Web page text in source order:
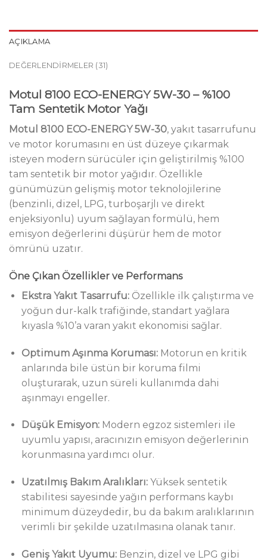
AÇIKLAMA
DEĞERLENDIRMELER (31)
Motul 8100 ECO-ENERGY 5W-30 – %100
Tam Sentetik Motor Yağı
Motul 8100 ECO-ENERGY 5W-30, yakıt tasarrufunu
ve motor korumasını en üst düzeye çıkarmak
isteyen modern sürücüler için geliştirilmiş %100
tam sentetik bir motor yağıdır. Özellikle
günümüzün gelişmiş motor teknolojilerine
(benzinli, dizel, LPG, turboşarjlı ve direkt
enjeksiyonlu) uyum sağlayan formülü, hem
emisyon değerlerini düşürür hem de motor
ömrünü uzatır.
Öne Çıkan Özellikler ve Performans
Ekstra Yakıt Tasarrufu:Özellikle ilk çalıştırma ve
yoğun dur-kalk trafiğinde, standart yağlara
kıyasla %10’a varan yakıt ekonomisi sağlar.
Optimum Aşınma Koruması:Motorun en kritik
anlarında bile üstün bir koruma filmi
oluşturarak, uzun süreli kullanımda dahi
aşınmayı engeller.
Düşük Emisyon:Modern egzoz sistemleri ile
uyumlu yapısı, aracınızın emisyon değerlerinin
korunmasına yardımcı olur.
Uzatılmış Bakım Aralıkları:Yüksek sentetik
stabilitesi sayesinde yağın performans kaybı
minimum düzeydedir, bu da bakım aralıklarının
verimli bir şekilde uzatılmasına olanak tanır.
Geniş Yakıt Uyumu:Benzin, dizel ve LPG gibi